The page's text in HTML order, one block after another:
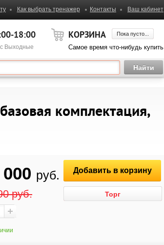
Как выбрать тренажер Контакты Ваш кабинет
18:00
Выходные
КОРЗИНА Пока пусто...
Самое время что-нибудь купить
комплектация,
руб.
руб.
Добавить в корзину
Торг